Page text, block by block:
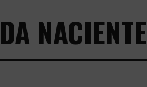
NACIENTE